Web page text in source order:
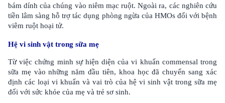
bám dính của chúng vào niêm mạc ruột. Ngoài ra, các nghiên cứu
tiền lâm sàng hỗ trợ tác dụng phòng ngừa của HMOs đối với bệnh
viêm ruột hoại tử.
Hệ vi sinh vật trong sữa mẹ
Từ việc chứng minh sự hiện diện của vi khuẩn commensal trong
sữa mẹ vào những năm đầu tiên, khoa học đã chuyển sang xác
định các loại vi khuẩn và vai trò của hệ vi sinh vật trong sữa mẹ
đối với sức khỏe của mẹ và trẻ sơ sinh.